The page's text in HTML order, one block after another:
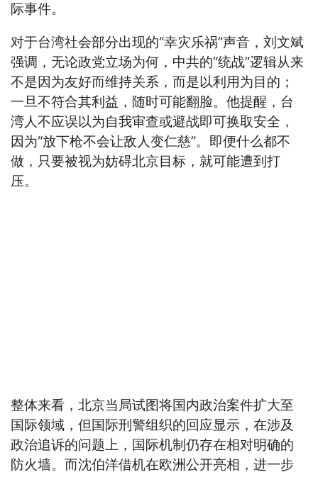
际事件。
对于台湾社会部分出现的“幸灾乐祸”声音，刘文斌
强调，无论政党立场为何，中共的“统战”逻辑从来
不是因为友好而维持关系，而是以利用为目的；
一旦不符合其利益，随时可能翻脸。他提醒，台
湾人不应误以为自我审查或避战即可换取安全，
因为“放下枪不会让敌人变仁慈”。即便什么都不
做，只要被视为妨碍北京目标，就可能遭到打
压。
整体来看，北京当局试图将国内政治案件扩大至
国际领域，但国际刑警组织的回应显示，在涉及
政治追诉的问题上，国际机制仍存在相对明确的
防火墙。而沈伯洋借机在欧洲公开亮相，进一步